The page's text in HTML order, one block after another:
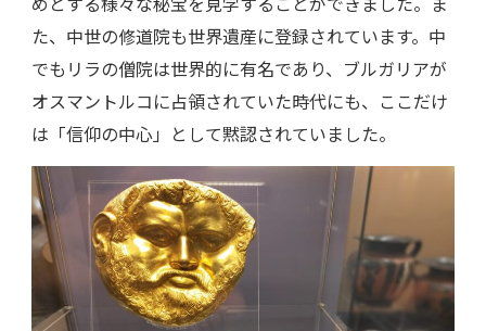
た、中世の修道院も世界遺産に登録されています。中
でもリラの僧院は世界的に有名であり、ブルガリアが
オスマントルコに占領されていた時代にも、ここだけ
は「信仰の中心」として黙認されていました。